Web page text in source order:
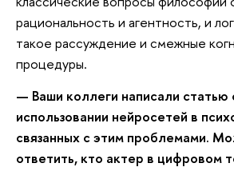
рациональность и агентность, и
такое рассуждение и смежные
процедуры.
— Ваши коллеги написали
использовании нейросетей в
связанных с этим проблемами.
ответить, кто актер в цифровом